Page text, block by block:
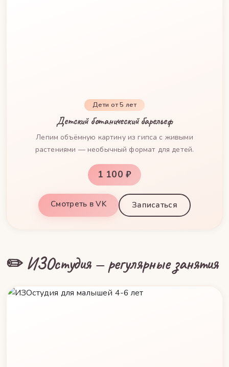
Дети от 5 лет
Детский ботанический барельеф
Лепим объёмную картину из гипса с живыми
растениями — необычный формат для детей.
1 100 ₽
Смотреть в VK Записаться
✏️ ИЗОстудия — регулярные занятия